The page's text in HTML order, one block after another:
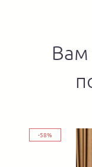
Вам
-58%